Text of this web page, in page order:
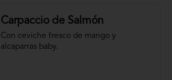
Carpaccio de Salmón
Con ceviche fresco de mango y
alcaparras baby.